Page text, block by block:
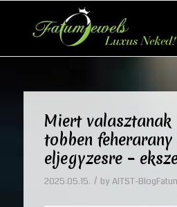
Miert valasztanak
tobben
eljegyzesre –
2025.05.15. / by AITST-